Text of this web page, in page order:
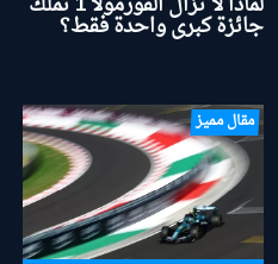
جائزة كبرى واحدة فقط؟
مقال مميز